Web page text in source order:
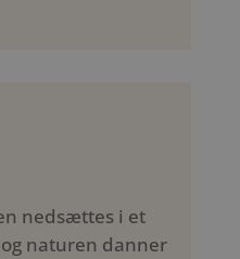
nedsættes i et
naturen danner